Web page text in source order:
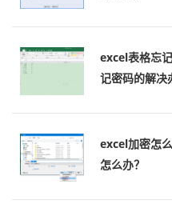
excel表格忘
记密码的解决
excel加密怎
怎么办？